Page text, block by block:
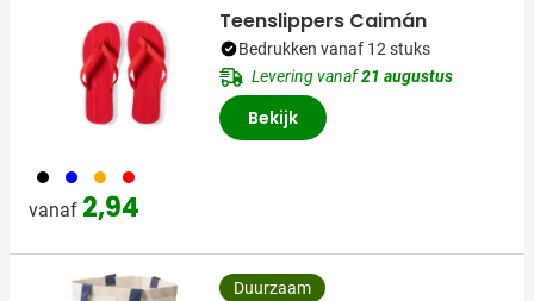
001 005 007 008
vanaf 2,94
Teenslippers Caimán
Bedrukken vanaf 12 stuks
Levering vanaf21 augustus
Bekijk
Duurzaam